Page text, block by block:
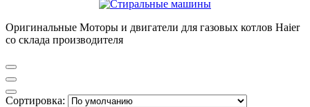
Оригинальные Моторы и двигатели для газовых котлов Haier
со склада производителя
Сортировка: